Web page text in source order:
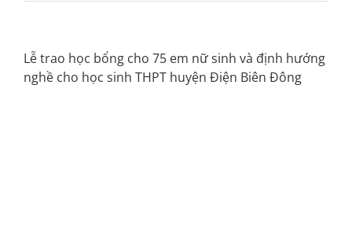
LỜI KHUYÊN
Lễ trao học bổng cho 75 em nữ sinh và định hướng
nghề cho học sinh THPT huyện Điện Biên Đông